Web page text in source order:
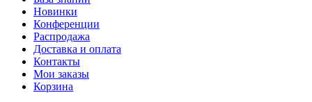
Новинки
Конференции
Распродажа
Доставка и оплата
Контакты
Мои заказы
Корзина